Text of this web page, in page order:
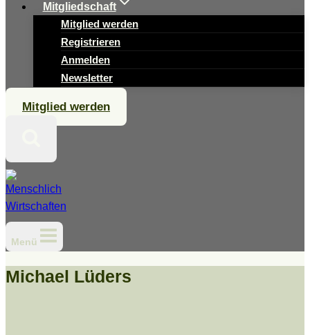
Mitgliedschaft
Mitglied werden
Registrieren
Anmelden
Newsletter
Mitglied werden
Menü
Michael Lüders